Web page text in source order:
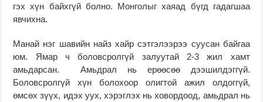
гэх хүн байхгүй болно. Монголыг хаяад бүгд гадагшаа
явчихна.
Манай нэг шавийн найз хайр сэтгэлээрээ суусан байгаа
юм. Ямар ч боловсролгүй залуутай 2-3 жил хамт
амьдарсан. Амьдрал нь ерөөсөө дээшилдэггүй.
Боловсролгүй хүн болохоор олигтой ажил олдоггүй,
өмсөх зүүх, идэх уух, хэрэглэх нь ховордоод, амьдрал нь